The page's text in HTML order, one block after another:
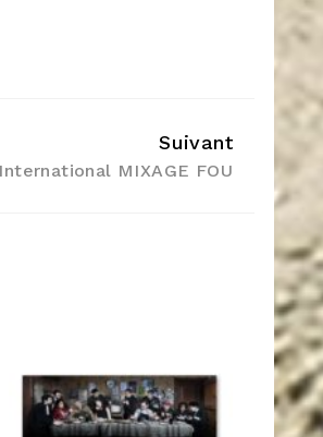
Suivant
MIXAGE FOU